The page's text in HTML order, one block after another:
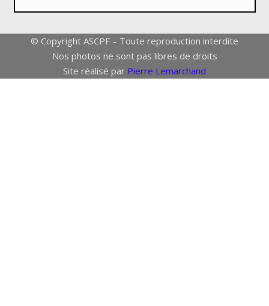
© Copyright ASCPF – Toute reproduction interdite
Nos photos ne sont pas libres de droits
Site réalisé par Pierre Lemarchand